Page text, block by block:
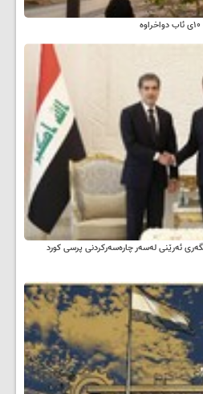
ئه‌رێنی له‌سه‌ر چاره‌سه‌ركردنی پرسی كورد